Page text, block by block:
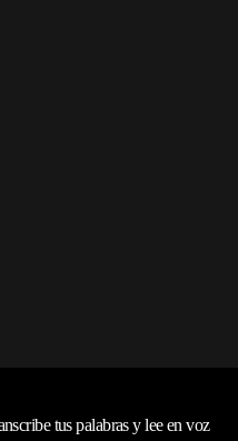
tus palabras y lee en voz